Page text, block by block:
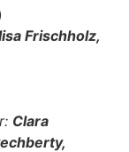
Frischholz,
Clara